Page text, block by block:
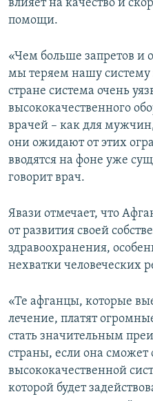
влияет на качество и
помощи.
«Чем больше запретов и
мы теряем нашу систему
стране система очень
высококачественного
врачей – как для
они ожидают от этих
вводятся на фоне уже
говорит врач.
Явази отмечает, что
от развития своей
здравоохранения,
нехватки человеческих
«Те афганцы, которые
лечение, платят
стать значительным
страны, если она сможет
высококачественной
которой будет